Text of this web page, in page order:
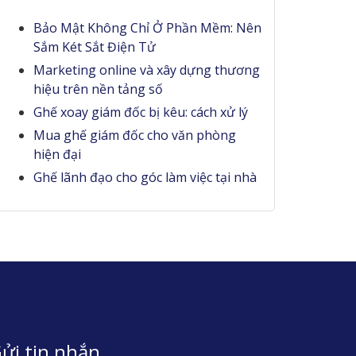
Bảo Mật Không Chỉ Ở Phần Mềm: Nên
Sắm Két Sắt Điện Tử
Marketing online và xây dựng thương
hiệu trên nền tảng số
Ghế xoay giám đốc bị kêu: cách xử lý
Mua ghế giám đốc cho văn phòng
hiện đại
Ghế lãnh đạo cho góc làm việc tại nhà